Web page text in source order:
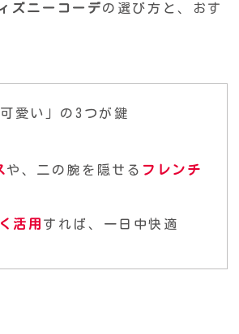
ズニーコーデの選び方と、おす
愛い」の3つが鍵
や、二の腕を隠せる フレンチ
活用 すれば、一日中快適